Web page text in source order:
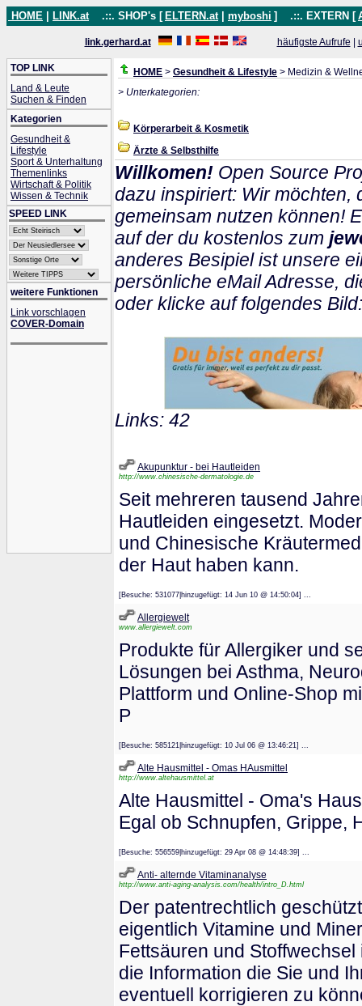
HOME LINK.at .::. SHOP's [ ELTERN.at myboshi ] .::. EXTERN [
link.gerhard.at häufigste Aufrufe
TOP LINK
Land & Leute
Suchen & Finden
Kategorien
Gesundheit &
Lifestyle
Sport & Unterhaltung
Themenlinks
Wirtschaft & Politik
Wissen & Technik
SPEED LINK
weitere Funktionen
Link vorschlagen
COVER-Domain
HOME > Gesundheit & Lifestyle > Medizin &
> Unterkategorien:
Körperarbeit & Kosmetik
Ärzte & Selbsthilfe
Willkomen! Open Source
dazu inspiriert: Wir möchten,
gemeinsam nutzen können!
auf der du kostenlos zum
anderes Besipiel ist unsere
persönliche eMail Adresse,
oder klicke auf folgendes Bild:
Links: 42
Akupunktur - bei Hautleiden
http://www.chinesische-dermatologie.de
Seit mehreren tausend
Hautleiden eingesetzt.
und Chinesische
der Haut haben kann.
[Besuche: 531077|hinzugefügt: 14 Jun 10 @ 14:50:04] ...
Allergiewelt
www.allergiewelt.com
Produkte für Allergiker und
Lösungen bei Asthma,
Plattform und Online-Shop
P
[Besuche: 585121|hinzugefügt: 10 Jul 06 @ 13:46:21] ...
Alte Hausmittel - Omas HAusmittel
http://www.altehausmittel.at
Alte Hausmittel - Oma's
Egal ob Schnupfen, Grippe,
[Besuche: 556559|hinzugefügt: 29 Apr 08 @ 14:48:39] ...
Anti- alternde Vitaminanalyse
http://www.anti-aging-analysis.com/health/intro_D.html
Der patentrechtlich
eigentlich Vitamine und
Fettsäuren und
die Information die Sie und
eventuell korrigieren zu